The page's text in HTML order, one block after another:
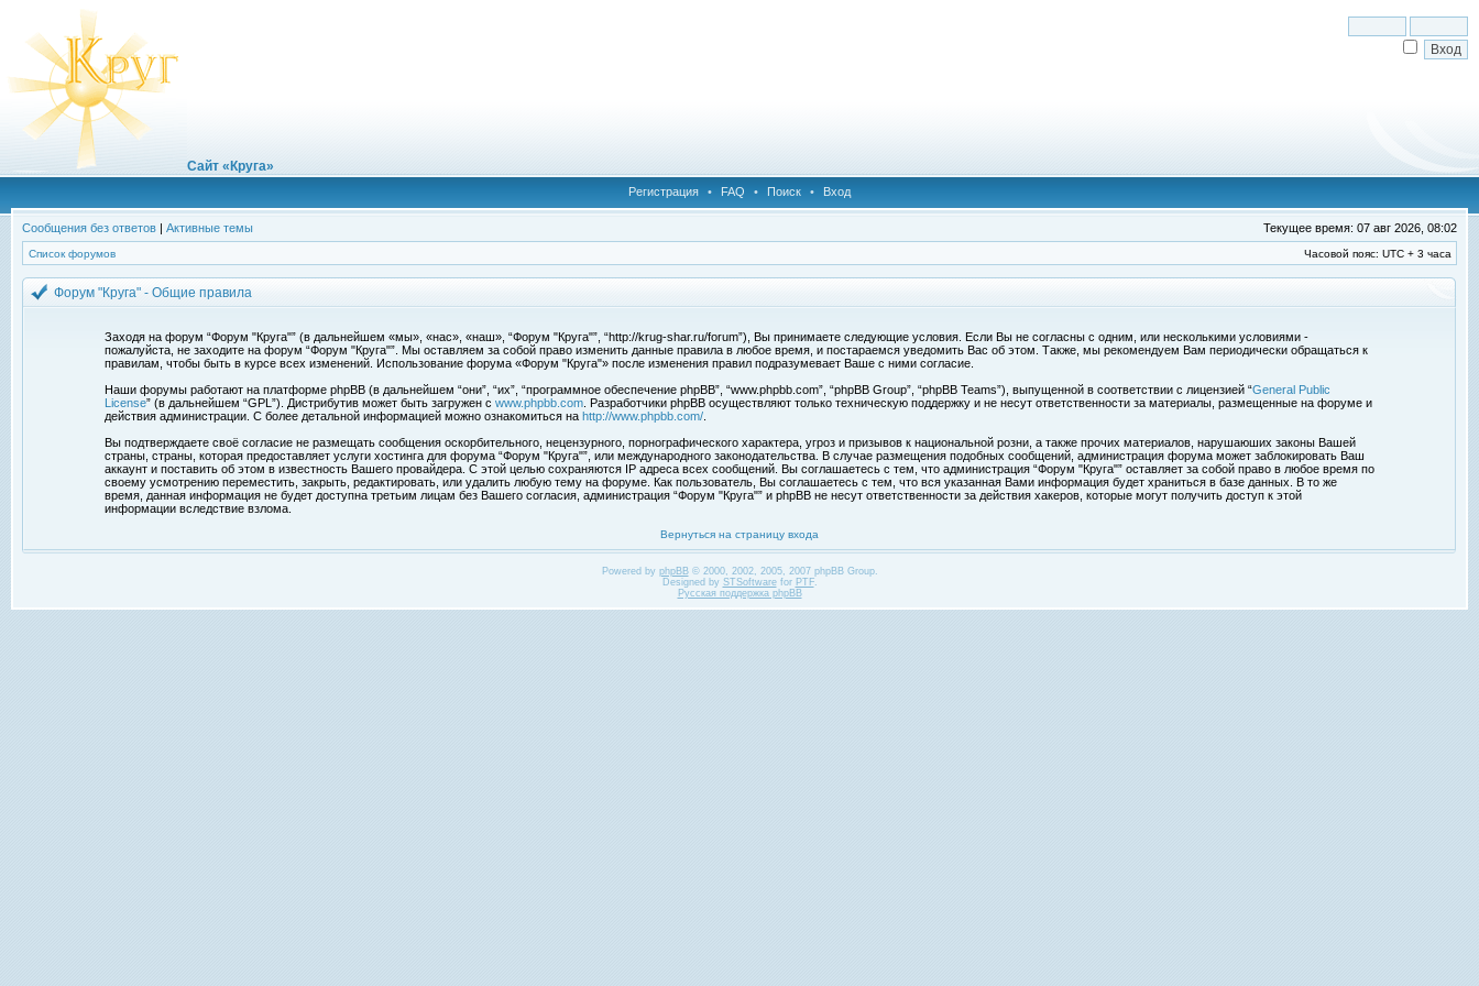
Сайт «Круга»
Регистрация • FAQ • Поиск • Вход
Сообщения без ответов | Активные темы Текущее время: 07 авг 2026, 08:02
Список форумов Часовой пояс: UTC + 3 часа
Форум "Круга" - Общие правила
Заходя на форум “Форум "Круга"” (в дальнейшем «мы», «нас», «наш», “Форум "Круга"”, “http://krug-shar.ru/forum”), Вы принимаете следующие условия. Если Вы не согласны с одним, или несколькими условиями -
пожалуйста, не заходите на форум “Форум "Круга"”. Мы оставляем за собой право изменить данные правила в любое время, и постараемся уведомить Вас об этом. Также, мы рекомендуем Вам периодически обращаться к
правилам, чтобы быть в курсе всех изменений. Использование форума «Форум "Круга"» после изменения правил подразумевает Ваше с ними согласие.
Наши форумы работают на платформе phpBB (в дальнейшем “они”, “их”, “программное обеспечение phpBB”, “www.phpbb.com”, “phpBB Group”, “phpBB Teams”), выпущенной в соответствии с лицензией “General Public
License” (в дальнейшем “GPL”). Дистрибутив может быть загружен с www.phpbb.com . Разработчики phpBB осуществляют только техническую поддержку и не несут ответственности за материалы, размещенные на форуме и
действия администрации. С более детальной информацией можно ознакомиться на http://www.phpbb.com/
Вы подтверждаете своё согласие не размещать сообщения оскорбительного, нецензурного, порнографического характера, угроз и призывов к национальной розни, а также прочих материалов, нарушаюших законы Вашей
страны, страны, которая предоставляет услуги хостинга для форума “Форум "Круга"”, или международного законодательства. В случае размещения подобных сообщений, администрация форума может заблокировать Ваш
аккаунт и поставить об этом в известность Вашего провайдера. С этой целью сохраняются IP адреса всех сообщений. Вы соглашаетесь с тем, что администрация “Форум "Круга"” оставляет за собой право в любое время по
своему усмотрению переместить, закрыть, редактировать, или удалить любую тему на форуме. Как пользователь, Вы соглашаетесь с тем, что вся указанная Вами информация будет храниться в базе данных. В то же
время, данная информация не будет доступна третьим лицам без Вашего согласия, администрация “Форум "Круга"” и phpBB не несут ответственности за действия хакеров, которые могут получить доступ к этой
информации вследствие взлома.
Вернуться на страницу входа
Powered by phpBB© 2000, 2002, 2005, 2007 phpBB Group.
Designed by STSoftwarefor PTF.
Русская поддержка phpBB